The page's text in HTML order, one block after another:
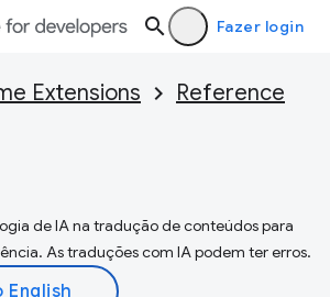
Fazer login
Extensions
Reference
de IA na tradução de conteúdos para
As traduções com IA podem ter erros.